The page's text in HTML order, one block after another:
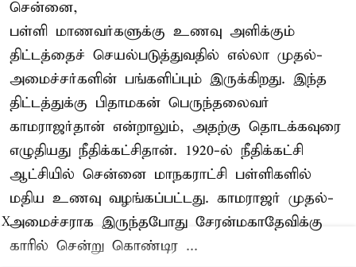
சென்னை,
பள்ளி மாணவர்களுக்கு உணவு அளிக்கும்
திட்டத்தைச் செயல்படுத்துவதில் எல்லா முதல்-
அமைச்சர்களின் பங்களிப்பும் இருக்கிறது. இந்த
திட்டத்துக்கு பிதாமகன் பெருந்தலைவர்
காமராஜர்தான் என்றாலும், அதற்கு தொடக்கவுரை
எழுதியது நீதிக்கட்சிதான். 1920-ல் நீதிக்கட்சி
ஆட்சியில் சென்னை மாநகராட்சி பள்ளிகளில்
மதிய உணவு வழங்கப்பட்டது. காமராஜர் முதல்-
அமைச்சராக இருந்தபோது சேரன்மகாதேவிக்கு
காரில் சென்று கொண்டிர ...
X